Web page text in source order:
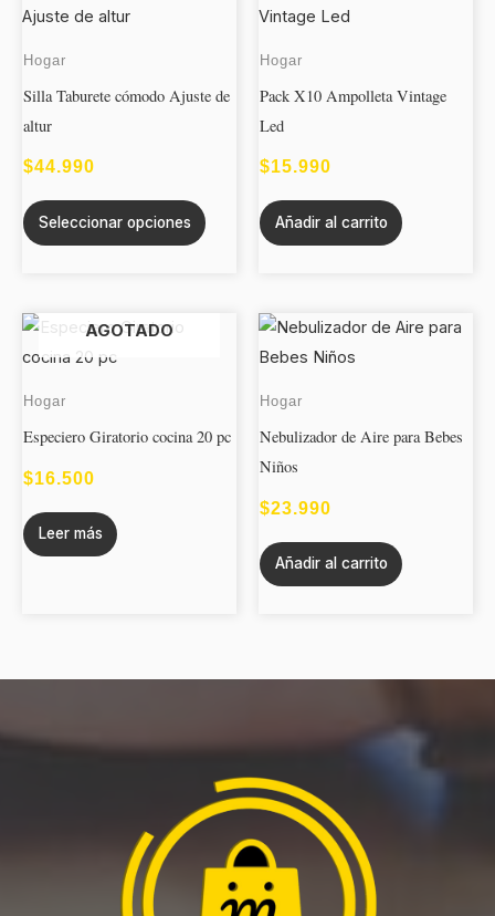
Hogar
Silla Taburete cómodo Ajuste de
altur
$44.990
Seleccionar opciones
producto
variantes.
opciones
pueden
producto
Hogar
Pack X10 Ampolleta Vintage
Led
$15.990
Añadir al carrito
AGOTADO
Hogar
Especiero Giratorio cocina 20 pc
$16.500
Leer más
Hogar
Nebulizador de Aire para Bebes
Niños
$23.990
Añadir al carrito